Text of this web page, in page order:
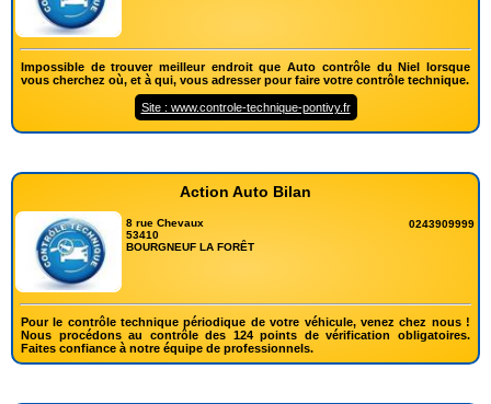
Impossible de trouver meilleur endroit que Auto contrôle du Niel lorsque
vous cherchez où, et à qui, vous adresser pour faire votre contrôle technique.
Site : www.controle-technique-pontivy.fr
Action Auto Bilan
8 rue Chevaux
53410
BOURGNEUF LA FORÊT
0243909999
Pour le contrôle technique périodique de votre véhicule, venez chez nous !
Nous procédons au contrôle des 124 points de vérification obligatoires.
Faites confiance à notre équipe de professionnels.